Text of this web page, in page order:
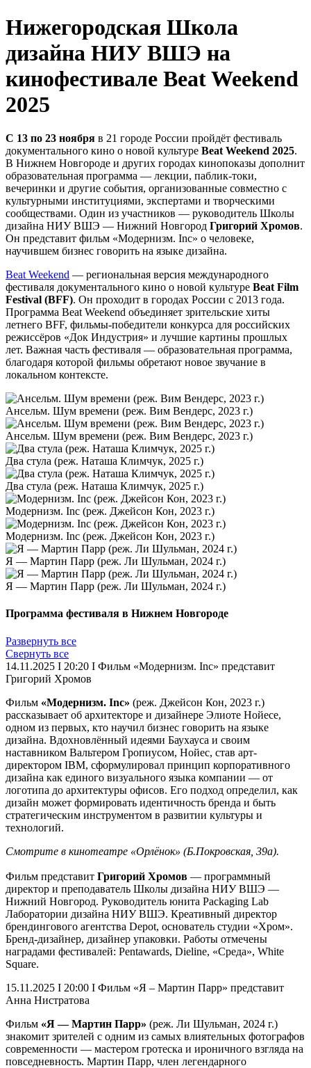
Нижегородская Школа
дизайна НИУ ВШЭ на
кинофестивале Beat Weekend
2025
С 13 по 23 ноября в 21 городе России пройдёт фестиваль
документального кино о новой культуре Beat Weekend 2025.
В Нижнем Новгороде и других городах кинопоказы дополнит
образовательная программа — лекции, паблик-токи,
вечеринки и другие события, организованные совместно с
культурными институциями, экспертами и творческими
сообществами. Один из участников — руководитель Школы
дизайна НИУ ВШЭ — Нижний Новгород Григорий Хромов.
Он представит фильм «Модернизм. Inc» о человеке,
научившем бизнес говорить на языке дизайна.
Beat Weekend — региональная версия международного
фестиваля документального кино о новой культуре Beat Film
Festival (BFF). Он проходит в городах России с 2013 года.
Программа Beat Weekend объединяет зрительские хиты
летнего BFF, фильмы-победители конкурса для российских
режиссёров «Док Индустрия» и лучшие картины прошлых
лет. Важная часть фестиваля — образовательная программа,
благодаря которой фильмы обретают новое звучание в
локальном контексте.
Ансельм. Шум времени (реж. Вим Вендерс, 2023 г.)
Ансельм. Шум времени (реж. Вим Вендерс, 2023 г.)
Два стула (реж. Наташа Климчук, 2025 г.)
Два стула (реж. Наташа Климчук, 2025 г.)
Модернизм. Inc (реж. Джейсон Кон, 2023 г.)
Модернизм. Inc (реж. Джейсон Кон, 2023 г.)
Я — Мартин Парр (реж. Ли Шульман, 2024 г.)
Я — Мартин Парр (реж. Ли Шульман, 2024 г.)
Программа фестиваля в Нижнем Новгороде
Развернуть все
Свернуть все
14.11.2025 I 20:20 I Фильм «Модернизм. Inc» представит
Григорий Хромов
Фильм «Модернизм. Inc» (реж. Джейсон Кон, 2023 г.)
рассказывает об архитекторе и дизайнере Элиоте Нойесе,
одном из первых, кто научил бизнес говорить на языке
дизайна. Вдохновлённый идеями Баухауса и своим
наставником Вальтером Гропиусом, Нойес, став арт-
директором IBM, сформулировал принцип корпоративного
дизайна как единого визуального языка компании — от
логотипа до архитектуры офисов. Его подход определил, как
дизайн может формировать идентичность бренда и быть
стратегическим инструментом в развитии культуры и
технологий.
Смотрите в кинотеатре «Орлёнок» (Б.Покровская, 39а).
Фильм представит Григорий Хромов — программный
директор и преподаватель Школы дизайна НИУ ВШЭ —
Нижний Новгород. Руководитель юнита Packaging Lab
Лаборатории дизайна НИУ ВШЭ. Креативный директор
брендингового агентства Depot, основатель студии «Хром».
Бренд-дизайнер, дизайнер упаковки. Работы отмечены
наградами фестивалей: Pentawards, Dieline, «Среда», White
Square.
15.11.2025 I 20:00 I Фильм «Я – Мартин Парр» представит
Анна Нистратова
Фильм «Я — Мартин Парр» (реж. Ли Шульман, 2024 г.)
знакомит зрителей с одним из самых влиятельных фотографов
современности — мастером гротеска и ироничного взгляда на
повседневность. Мартин Парр, член легендарного